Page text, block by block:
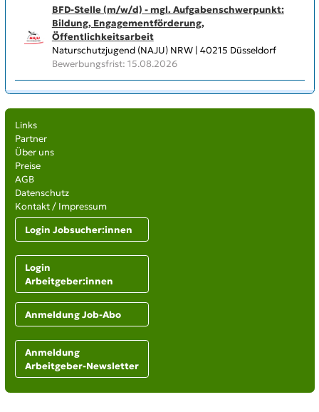
BFD-Stelle (m/w/d) - mgl. Aufgabenschwerpunkt:
Bildung, Engagementförderung,
Öffentlichkeitsarbeit
Naturschutzjugend (NAJU) NRW | 40215 Düsseldorf
Bewerbungsfrist: 15.08.2026
Links
Partner
Über uns
Preise
AGB
Datenschutz
Kontakt / Impressum
Login Jobsucher:innen
Login
Arbeitgeber:innen
Anmeldung Job-Abo
Anmeldung
Arbeitgeber-Newsletter